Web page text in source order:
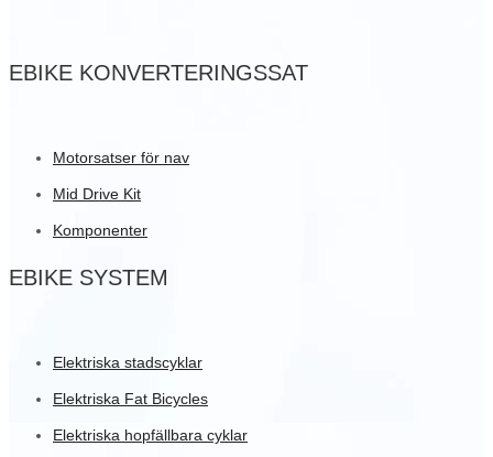
EBIKE KONVERTERINGSSAT
Motorsatser för nav
Mid Drive Kit
Komponenter
EBIKE SYSTEM
Elektriska stadscyklar
Elektriska Fat Bicycles
Elektriska hopfällbara cyklar